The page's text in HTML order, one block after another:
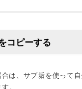
コピーする
は、サブ垢を使って
。